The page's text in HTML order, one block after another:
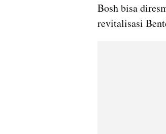
Bosh bisa
revitalisasi